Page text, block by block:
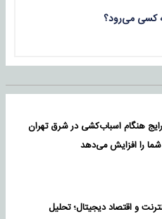
کسی می‌رود؟
رایج هنگام اسباب‌کشی در شرق تهران
را افزایش می‌دهد
و اقتصاد دیجیتال؛ تحلیل